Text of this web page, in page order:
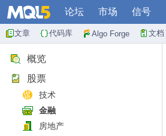
论坛 市场 信号
文章 代码库 Algo Forge 文档
概览
股票
技术
金融
房地产